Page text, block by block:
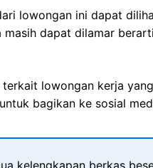
lowongan ini dapat
masih dapat dilamar
lowongan kerja
bagikan ke sosial
kelengkapan berkas